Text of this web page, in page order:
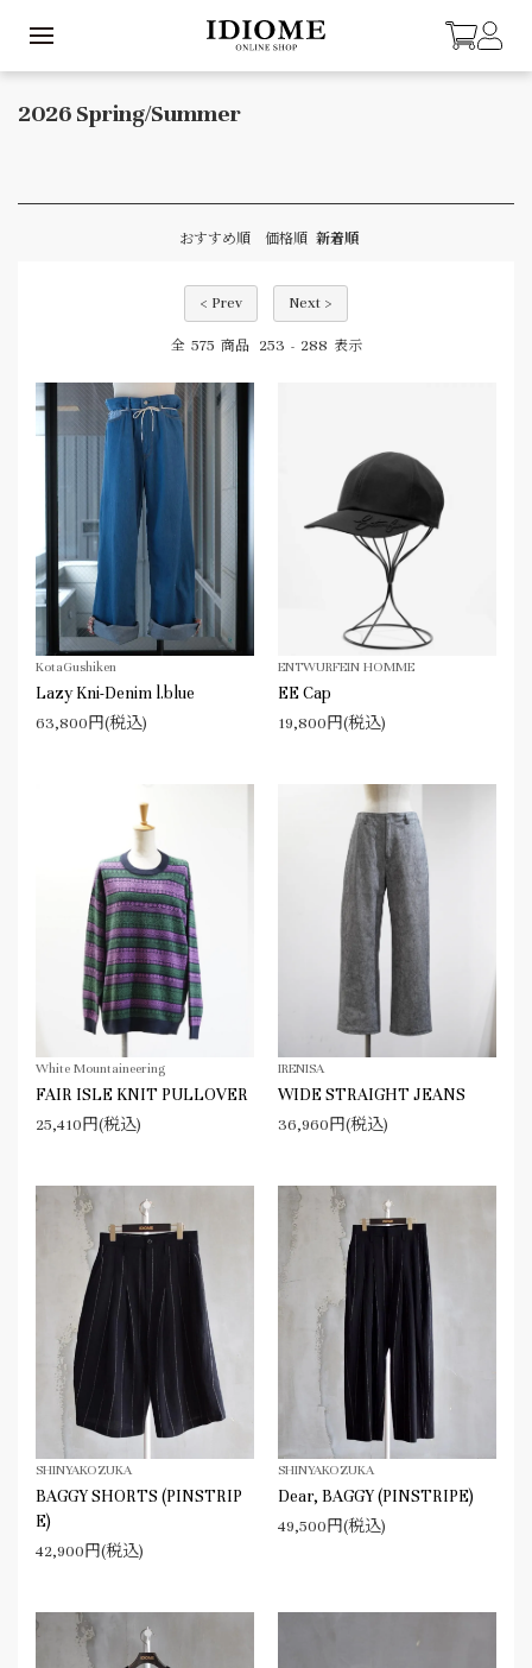
2026 Spring/Summer
おすすめ順 価格順 新着順
< Prev Next >
全 575 商品 253 - 288 表示
KotaGushiken
Lazy Kni-Denim l.blue
63,800円(税込)
ENTWURFEIN HOMME
EE Cap
19,800円(税込)
White Mountaineering
FAIR ISLE KNIT PULLOVER
25,410円(税込)
IRENISA
WIDE STRAIGHT JEANS
36,960円(税込)
SHINYAKOZUKA
BAGGY SHORTS (PINSTRIP
E)
42,900円(税込)
SHINYAKOZUKA
Dear, BAGGY (PINSTRIPE)
49,500円(税込)